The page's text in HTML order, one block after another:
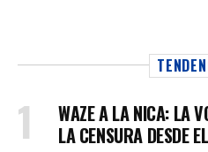
WAZE A LA NICA: LA
LA CENSURA DESDE